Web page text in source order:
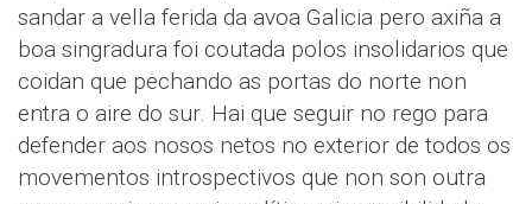
sandar a vella ferida da avoa Galicia pero axiña a
boa singradura foi coutada polos insolidarios que
coidan que pechando as portas do norte non
entra o aire do sur. Hai que seguir no rego para
defender aos nosos netos no exterior de todos os
movementos introspectivos que non son outra